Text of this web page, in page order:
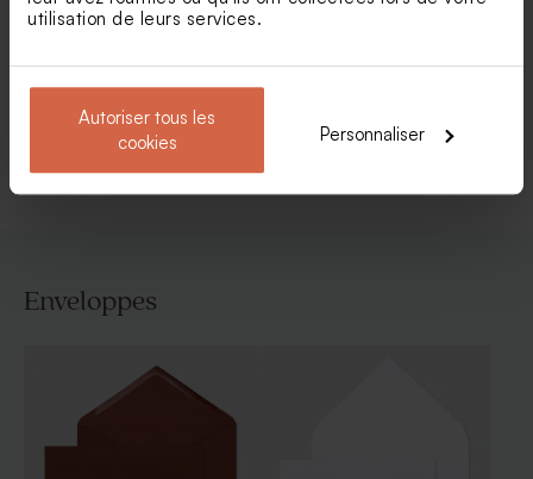
utilisation de leurs services.
Autoriser tous les
cookies
Personnaliser
Faire part mariage original
Faire part mariage
Voir toute la collection Faire-part mariage
Enveloppes